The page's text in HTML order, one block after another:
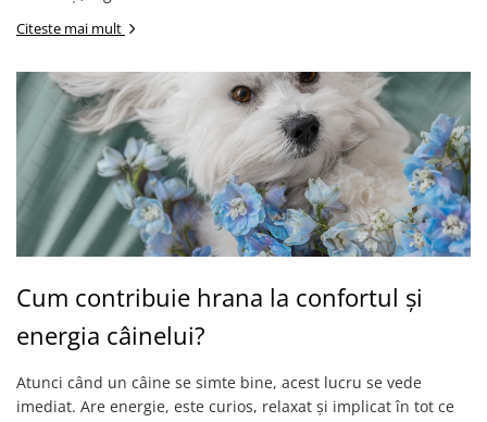
Citeste mai mult
Cum contribuie hrana la confortul și
energia câinelui?
Atunci când un câine se simte bine, acest lucru se vede
imediat. Are energie, este curios, relaxat și implicat în tot ce